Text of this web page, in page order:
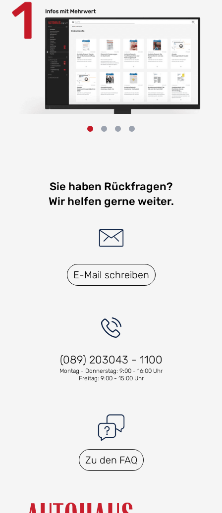
Sie haben Rückfragen?
Wir helfen gerne weiter.
E-Mail schreiben
(089) 203043 - 1100
Montag - Donnerstag: 9:00 - 16:00 Uhr
Freitag: 9:00 - 15:00 Uhr
Zu den FAQ